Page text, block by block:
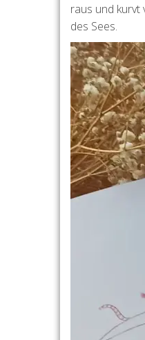
raus und kurvt
des Sees.